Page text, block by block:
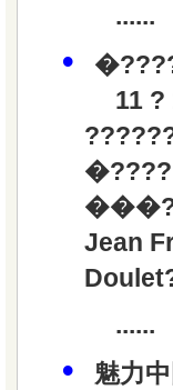
......
•
11 ?
�????
Jean
......
•
魅力